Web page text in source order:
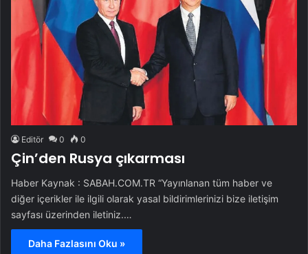
Editör 0 0
Çin’den Rusya çıkarması
Haber Kaynak : SABAH.COM.TR “Yayınlanan tüm haber ve
diğer içerikler ile ilgili olarak yasal bildirimlerinizi bize iletişim
sayfası üzerinden iletiniz.…
Daha Fazlasını Oku »